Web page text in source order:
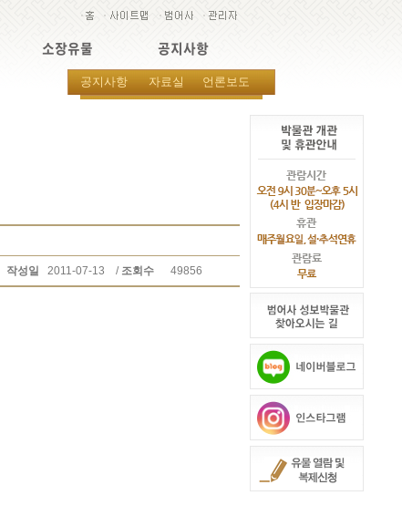
소장유물 공지사항
공지사항 자료실 언론보도
작성일 2011-07-13 / 조회수 49856